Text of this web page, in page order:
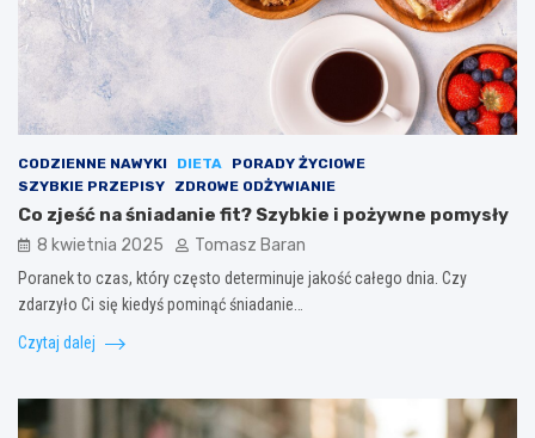
CODZIENNE NAWYKI DIETA
PORADY ŻYCIOWE
SZYBKIE PRZEPISY
ZDROWE ODŻYWIANIE
Co zjeść na śniadanie fit? Szybkie i pożywne pomysły
8 kwietnia 2025 Tomasz Baran
Poranek to czas, który często determinuje jakość całego dnia. Czy
zdarzyło Ci się kiedyś pominąć śniadanie…
Czytaj dalej